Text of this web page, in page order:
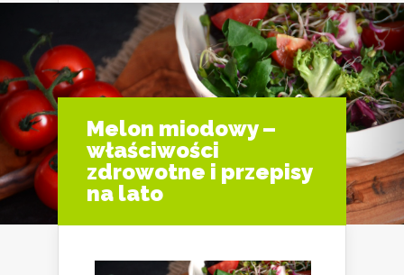
Melon miodowy –
właściwości
zdrowotne i przepisy
na lato